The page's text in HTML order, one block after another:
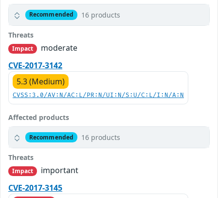
Recommended 16 products
Threats
Impact
moderate
CVE-2017-3142
5.3 (Medium)
CVSS:3.0/AV:N/AC:L/PR:N/UI:N/S:U/C:L/I:N/A:N
Affected products
Recommended 16 products
Threats
Impact
important
CVE-2017-3145